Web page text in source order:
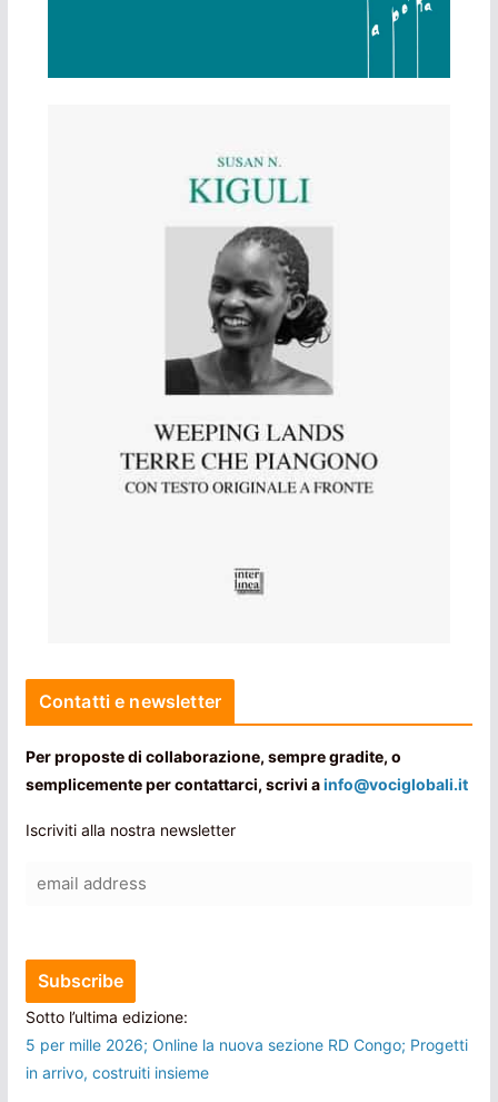
Contatti e newsletter
Per proposte di collaborazione, sempre gradite, o
semplicemente per contattarci, scrivi ainfo@vociglobali.it
Iscriviti alla nostra newsletter
Sotto l’ultima edizione:
5 per mille 2026; Online la nuova sezione RD Congo; Progetti
in arrivo, costruiti insieme